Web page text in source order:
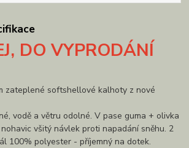
DO VYPRODÁNÍ
zateplené softshellové kalhoty z nové
vodě a větru odolné. V pase guma + olivka
všitý návlek proti napadání sněhu. 2
100% polyester - příjemný na dotek.